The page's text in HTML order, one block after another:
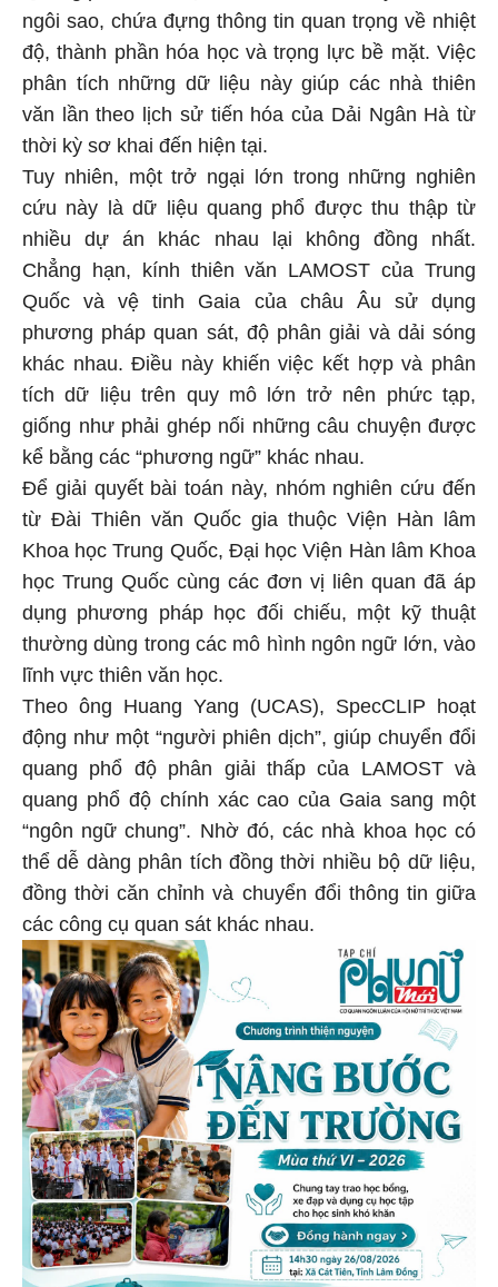
ngôi sao, chứa đựng thông tin quan trọng về nhiệt
độ, thành phần hóa học và trọng lực bề mặt. Việc
phân tích những dữ liệu này giúp các nhà thiên
văn lần theo lịch sử tiến hóa của Dải Ngân Hà từ
thời kỳ sơ khai đến hiện tại.
Tuy nhiên, một trở ngại lớn trong những nghiên
cứu này là dữ liệu quang phổ được thu thập từ
nhiều dự án khác nhau lại không đồng nhất.
Chẳng hạn, kính thiên văn LAMOST của Trung
Quốc và vệ tinh Gaia của châu Âu sử dụng
phương pháp quan sát, độ phân giải và dải sóng
khác nhau. Điều này khiến việc kết hợp và phân
tích dữ liệu trên quy mô lớn trở nên phức tạp,
giống như phải ghép nối những câu chuyện được
kể bằng các “phương ngữ” khác nhau.
Để giải quyết bài toán này, nhóm nghiên cứu đến
từ Đài Thiên văn Quốc gia thuộc Viện Hàn lâm
Khoa học Trung Quốc, Đại học Viện Hàn lâm Khoa
học Trung Quốc cùng các đơn vị liên quan đã áp
dụng phương pháp học đối chiếu, một kỹ thuật
thường dùng trong các mô hình ngôn ngữ lớn, vào
lĩnh vực thiên văn học.
Theo ông Huang Yang (UCAS), SpecCLIP hoạt
động như một “người phiên dịch”, giúp chuyển đổi
quang phổ độ phân giải thấp của LAMOST và
quang phổ độ chính xác cao của Gaia sang một
“ngôn ngữ chung”. Nhờ đó, các nhà khoa học có
thể dễ dàng phân tích đồng thời nhiều bộ dữ liệu,
đồng thời căn chỉnh và chuyển đổi thông tin giữa
các công cụ quan sát khác nhau.